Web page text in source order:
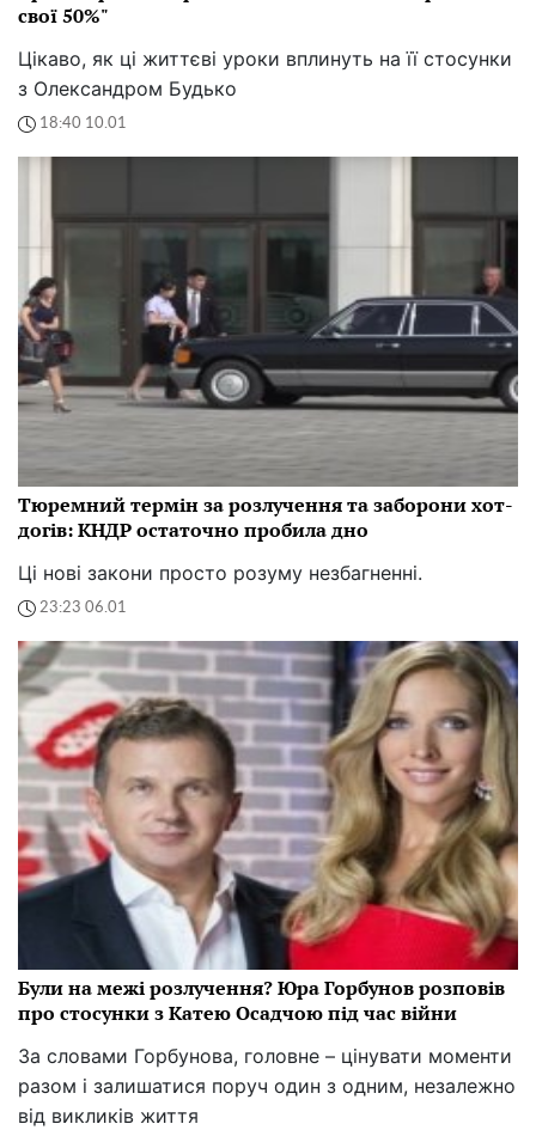
свої 50%"
Цікаво, як ці життєві уроки вплинуть на її стосунки
з Олександром Будько
18:40 10.01
Тюремний термін за розлучення та заборони хот-
догів: КНДР остаточно пробила дно
Ці нові закони просто розуму незбагненні.
23:23 06.01
Були на межі розлучення? Юра Горбунов розповів
про стосунки з Катею Осадчою під час війни
За словами Горбунова, головне – цінувати моменти
разом і залишатися поруч один з одним, незалежно
від викликів життя